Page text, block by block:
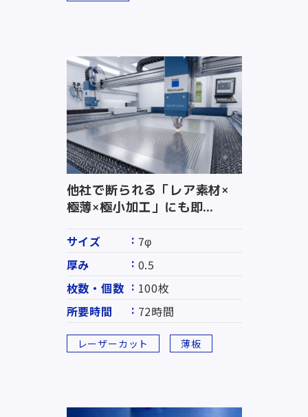
他社で断られる「レア素材×
極薄×極小加工」にも即...
サイズ
7φ
厚み
0.5
枚数・個数
100枚
所要時間
72時間
レーザーカット 薄板